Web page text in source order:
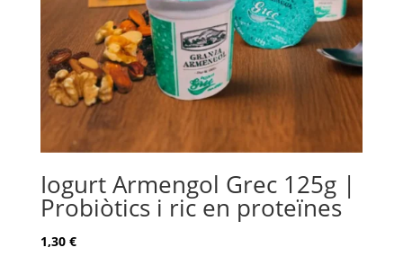
Iogurt Armengol Grec 125g |
Probiòtics i ric en proteïnes
1,30 €